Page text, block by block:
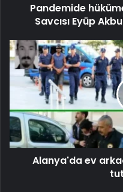
Pandemide
Savcısı Eyüp
Alanya'da ev